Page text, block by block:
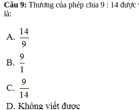
Câu 9: Thương của phép chia 9 : 14 được
là: